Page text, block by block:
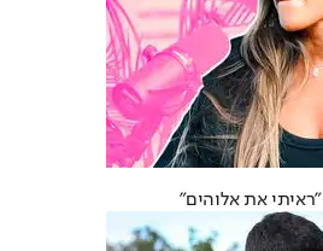
את אלוהים"